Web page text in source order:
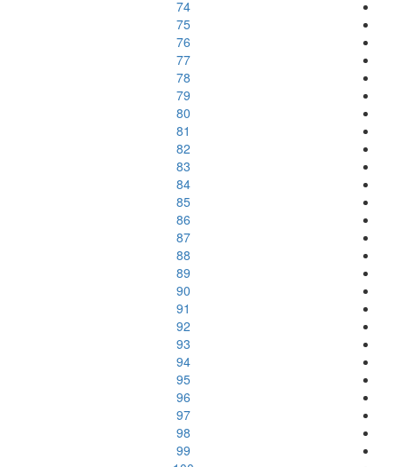
74
75
76
77
78
79
80
81
82
83
84
85
86
87
88
89
90
91
92
93
94
95
96
97
98
99